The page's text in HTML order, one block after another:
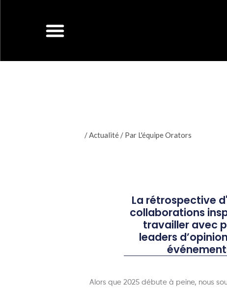
/Actualité / Par L'équipe Orators
La rétrospective
collaborations
travailler avec
leaders
Alors que 2025 débute à peine, nous